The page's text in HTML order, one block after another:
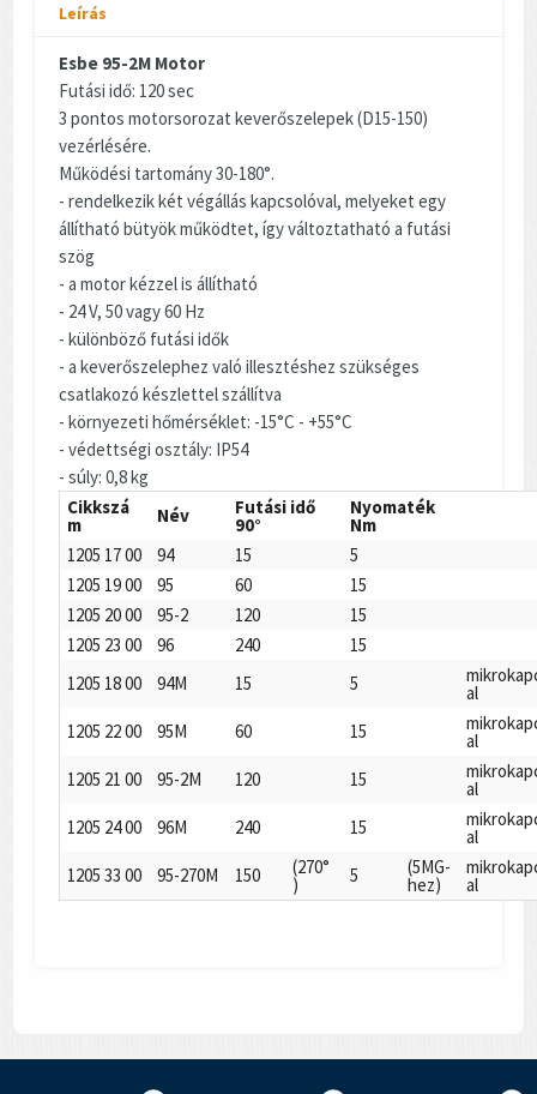
Leírás
Esbe 95-2M Motor
Futási idő: 120 sec
3 pontos motorsorozat keverőszelepek (D15-150)
vezérlésére.
Működési tartomány 30-180°.
- rendelkezik két végállás kapcsolóval, melyeket egy
állítható bütyök működtet, így változtatható a futási
szög
- a motor kézzel is állítható
- 24 V, 50 vagy 60 Hz
- különböző futási idők
- a keverőszelephez való illesztéshez szükséges
csatlakozó készlettel szállítva
- környezeti hőmérséklet: -15°C - +55°C
- védettségi osztály: IP54
- súly: 0,8 kg
Cikkszá
m Név Futási idő
90°
Nyomaték
Nm
1205 17 00
94 15
5
1205 19 00
95 60
15
1205 20 00
95-2 120
15
1205 23 00
96 240
15
1205 18 00
94M 15 5
al
1205 22 00
95M 60 15
al
1205 21 00
95-2M 120 15
al
1205 24 00
96M 240 15
al
1205 33 00
95-270M 150 (270°
) 5 (5MG-
hez) al